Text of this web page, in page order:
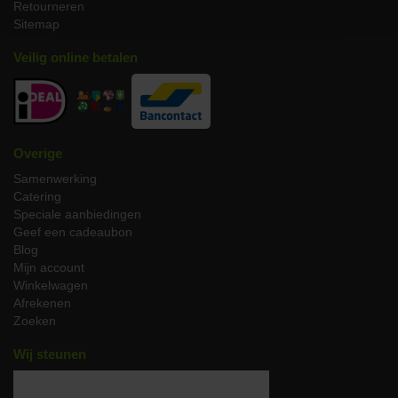
Bij JP Puurvlees streven we ernaar producten te leveren zonder
toevoegingen zoals sulfieten, soja, en kunstmatige geur-, kleur-,
en smaakstoffen. Zo bent u verzekerd van een worst die het
welzijn van uw lichaam respecteert, en tegelijk een culinaire
vreugde is.
Igp-certificaat – verzegeld met het teken
van authenticiteit
Met trots draagt onze Longaniza de Vic het
Protegida(IGP) certificaat, een keurmerk dat enkel wordt
toegewezen aan producten met een geografisch bepaalde identiteit
en superieure kwaliteit. Deze erkenning staat garant voor de
authenticiteit en het historische belang van een product dat niet
alleen een lekkernij is maar tevens een deel van ons cultureel
erfgoed.
Retourneren
Sitemap
Veilig online betalen
Overige
Samenwerking
Catering
Speciale aanbiedingen
Geef een cadeaubon
Blog
Mijn account
Winkelwagen
Afrekenen
Zoeken
Wij steunen